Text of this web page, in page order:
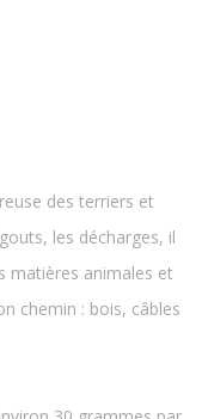
des terriers et
les décharges, il
matières animales et
chemin : bois, câbles